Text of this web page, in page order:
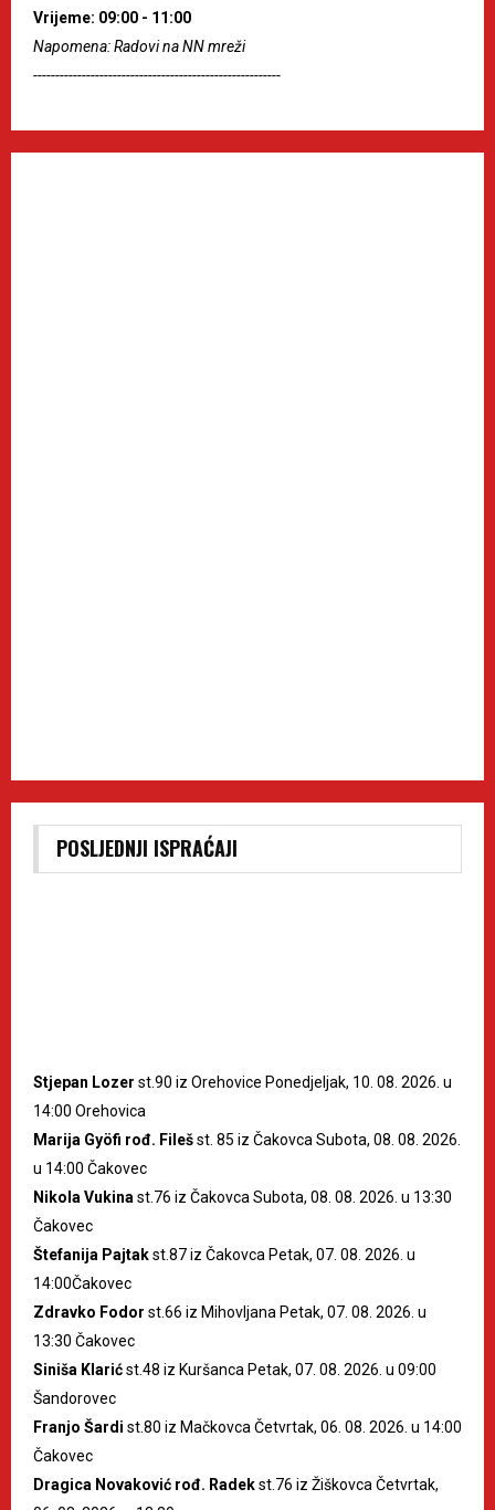
Vrijeme: 09:00 - 11:00
Napomena: Radovi na NN mreži
--------------------------------------------------------
POSLJEDNJI ISPRAĆAJI
Stjepan Lozer st.90 iz Orehovice Ponedjeljak, 10. 08. 2026. u
14:00 Orehovica
Marija Gyöfi rođ. Filešst. 85 iz Čakovca Subota, 08. 08. 2026.
u 14:00 Čakovec
Nikola Vukina st.76 iz Čakovca Subota, 08. 08. 2026. u 13:30
Čakovec
Štefanija Pajtakst.87 iz Čakovca Petak, 07. 08. 2026. u
14:00Čakovec
Zdravko Fodor st.66 iz Mihovljana Petak, 07. 08. 2026. u
13:30 Čakovec
Siniša Klarićst.48 iz Kuršanca Petak, 07. 08. 2026. u 09:00
Šandorovec
Franjo Šardi st.80 iz Mačkovca Četvrtak, 06. 08. 2026. u 14:00
Čakovec
Dragica Novaković rođ. Radekst.76 iz Žiškovca Četvrtak,